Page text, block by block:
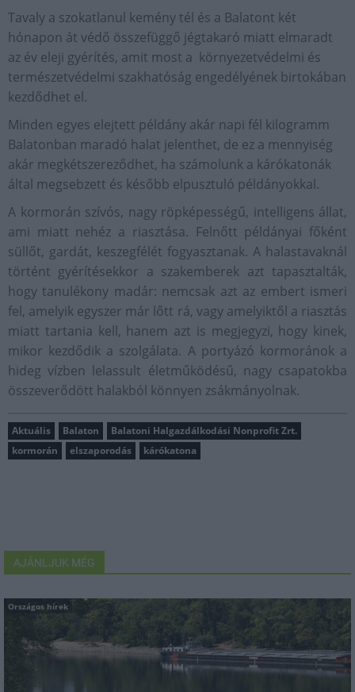
Tavaly a szokatlanul kemény tél és a Balatont két
hónapon át védő összefüggő jégtakaró miatt elmaradt
az év eleji gyérítés, amit most a környezetvédelmi és
természetvédelmi szakhatóság engedélyének birtokában
kezdődhet el.
Minden egyes elejtett példány akár napi fél kilogramm
Balatonban maradó halat jelenthet, de ez a mennyiség
akár megkétszereződhet, ha számolunk a kárókatonák
által megsebzett és később elpusztuló példányokkal.
A kormorán szívós, nagy röpképességű, intelligens állat,
ami miatt nehéz a riasztása. Felnőtt példányai főként
süllőt, gardát, keszegfélét fogyasztanak. A halastavaknál
történt gyérítésekkor a szakemberek azt tapasztalták,
hogy tanulékony madár: nemcsak azt az embert ismeri
fel, amelyik egyszer már lőtt rá, vagy amelyiktől a riasztás
miatt tartania kell, hanem azt is megjegyzi, hogy kinek,
mikor kezdődik a szolgálata. A portyázó kormoránok a
hideg vízben lelassult életműködésű, nagy csapatokba
összeverődött halakból könnyen zsákmányolnak.
Aktuális Balaton
Balatoni Halgazdálkodási Nonprofit Zrt.
kormorán
elszaporodás kárókatona
AJÁNLJUK MÉG
Országos hírek